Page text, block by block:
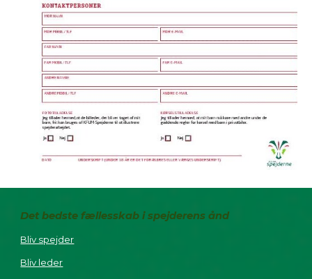
Det bedste fællesskab i spejderens ånd
Bliv spejder
Bliv leder